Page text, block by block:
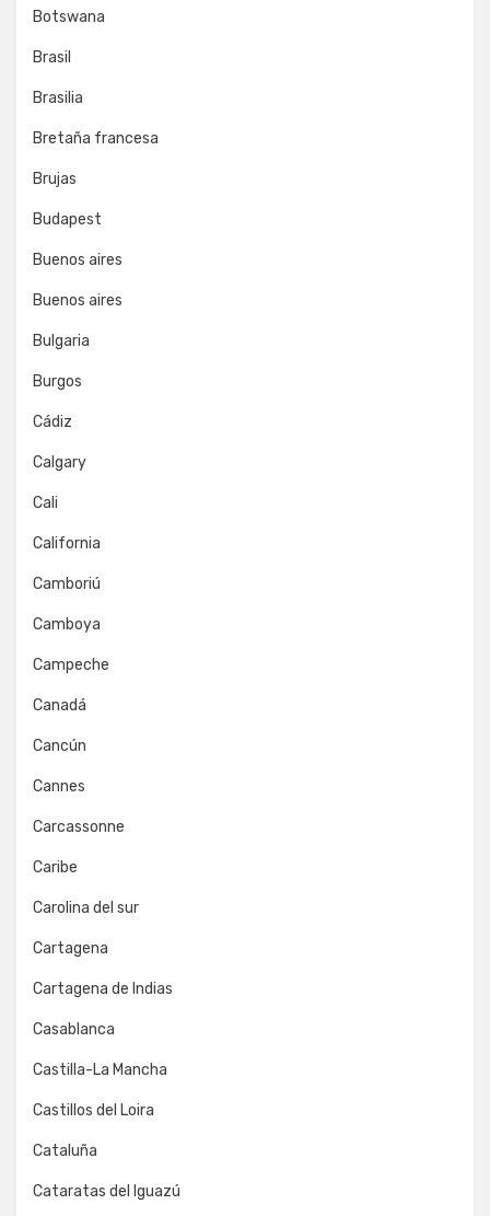
Botswana
Brasil
Brasilia
Bretaña francesa
Brujas
Budapest
Buenos aires
Buenos aires
Bulgaria
Burgos
Cádiz
Calgary
Cali
California
Camboriú
Camboya
Campeche
Canadá
Cancún
Cannes
Carcassonne
Caribe
Carolina del sur
Cartagena
Cartagena de Indias
Casablanca
Castilla-La Mancha
Castillos del Loira
Cataluña
Cataratas del Iguazú